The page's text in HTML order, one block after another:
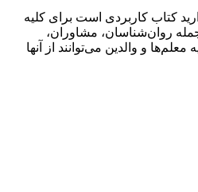
کتاب کاربردی است برای کلیه
روان‌شناسان، مشاوران،
و والدین می‌توانند از آن‏ها